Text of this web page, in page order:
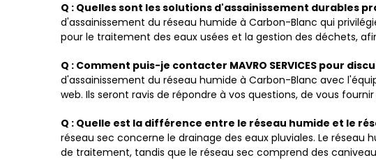
Q : Quelles sont les solutions d'assainissement durables
d'assainissement du réseau humide à Carbon-Blanc qui
pour le traitement des eaux usées et la gestion des déchets,
Q : Comment puis-je contacter MAVRO SERVICES pour
d'assainissement du réseau humide à Carbon-Blanc avec
web. Ils seront ravis de répondre à vos questions, de vous
Q : Quelle est la différence entre le réseau humide et le
réseau sec concerne le drainage des eaux pluviales. Le
de traitement, tandis que le réseau sec comprend des